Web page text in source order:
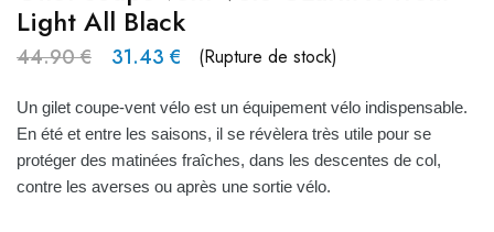
Light All Black
44.90€ 31.43 € (Rupture de stock)
Un gilet coupe-vent vélo est un équipement vélo indispensable.
En été et entre les saisons, il se révèlera très utile pour se
protéger des matinées fraîches, dans les descentes de col,
contre les averses ou après une sortie vélo.